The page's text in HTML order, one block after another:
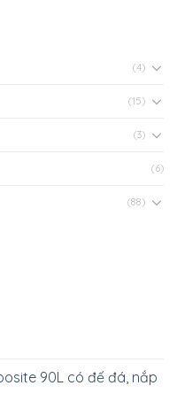
(4)
(15)
(3)
(6)
(88)
90L có đế đá, nắp